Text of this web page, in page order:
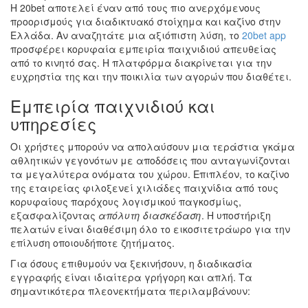
Η 20bet αποτελεί έναν από τους πιο ανερχόμενους
προορισμούς για διαδικτυακό στοίχημα και καζίνο στην
Ελλάδα. Αν αναζητάτε μια αξιόπιστη λύση, το 20bet app
προσφέρει κορυφαία εμπειρία παιχνιδιού απευθείας
από το κινητό σας. Η πλατφόρμα διακρίνεται για την
ευχρηστία της και την ποικιλία των αγορών που διαθέτει.
Εμπειρία παιχνιδιού και
υπηρεσίες
Οι χρήστες μπορούν να απολαύσουν μια τεράστια γκάμα
αθλητικών γεγονότων με αποδόσεις που ανταγωνίζονται
τα μεγαλύτερα ονόματα του χώρου. Επιπλέον, το καζίνο
της εταιρείας φιλοξενεί χιλιάδες παιχνίδια από τους
κορυφαίους παρόχους λογισμικού παγκοσμίως,
εξασφαλίζοντας απόλυτη διασκέδαση. Η υποστήριξη
πελατών είναι διαθέσιμη όλο το εικοσιτετράωρο για την
επίλυση οποιουδήποτε ζητήματος.
Για όσους επιθυμούν να ξεκινήσουν, η διαδικασία
εγγραφής είναι ιδιαίτερα γρήγορη και απλή. Τα
σημαντικότερα πλεονεκτήματα περιλαμβάνουν: